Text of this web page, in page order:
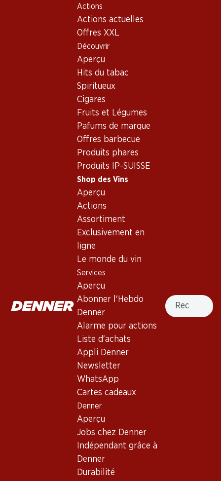
Actions
Actions actuelles
Offres XXL
Découvrir
Aperçu
Hits du tabac
Spiritueux
Cigares
Fruits et Légumes
Pafums de marque
Offres barbecue
Produits phares
Produits IP-SUISSE
Shop des Vins
Aperçu
Actions
Assortiment
Exclusivement en
ligne
Le monde du vin
Services
Aperçu
Abonner l'Hebdo
Denner
Alarme pour actions
Liste d'achats
Appli Denner
Newsletter
WhatsApp
Cartes cadeaux
Denner
Aperçu
Jobs chez Denner
Indépendant grâce à
Denner
Durabilité
Recherche
Shop des Vins
Suisse
Vaud
Les Cruzailles Vinzel AOC La Côte
Recto Verso
Les Cruzailles Vinzel AOC La
Vaud, 2025
Robe jaune clair aux reflets verts. Nez discret de pomme
verte et d’ananas. Bouche à la fois minérale et séveuse.
Bon à savoir